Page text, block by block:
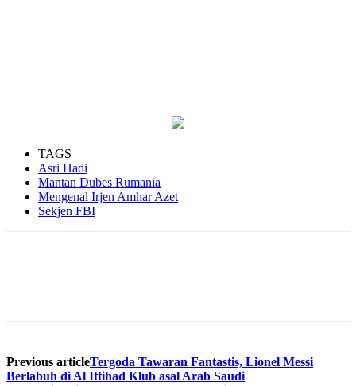
TAGS
Asri Hadi
Mantan Dubes Rumania
Mengenal Irjen Amhar Azet
Sekjen FBI
Previous articleTergoda Tawaran Fantastis, Lionel Messi
Berlabuh di Al Ittihad Klub asal Arab Saudi